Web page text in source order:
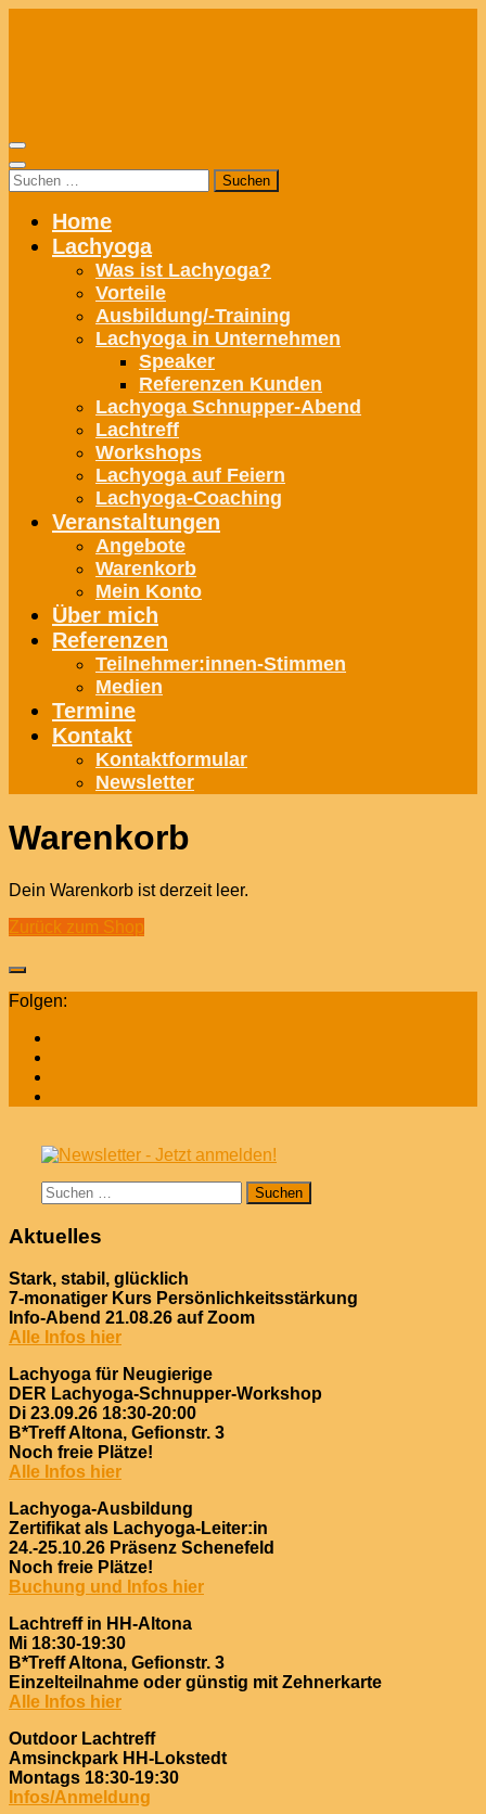
Suchen
nach:
Home
Lachyoga
Was ist Lachyoga?
Vorteile
Ausbildung/-Training
Lachyoga in Unternehmen
Speaker
Referenzen Kunden
Lachyoga Schnupper-Abend
Lachtreff
Workshops
Lachyoga auf Feiern
Lachyoga-Coaching
Veranstaltungen
Angebote
Warenkorb
Mein Konto
Über mich
Referenzen
Teilnehmer:innen-Stimmen
Medien
Termine
Kontakt
Kontaktformular
Newsletter
Warenkorb
Dein Warenkorb ist derzeit leer.
Zurück zum Shop
Folgen:
Suchen
nach:
Aktuelles
Stark, stabil, glücklich
7-monatiger Kurs Persönlichkeitsstärkung
Info-Abend 21.08.26 auf Zoom
Alle Infos hier
Lachyoga für Neugierige
DER Lachyoga-Schnupper-Workshop
Di 23.09.26 18:30-20:00
B*Treff Altona, Gefionstr. 3
Noch freie Plätze!
Alle Infos hier
Lachyoga-Ausbildung
Zertifikat als Lachyoga-Leiter:in
24.-25.10.26 Präsenz Schenefeld
Noch freie Plätze!
Buchung und Infos hier
Lachtreff in HH-Altona
Mi 18:30-19:30
B*Treff Altona, Gefionstr. 3
Einzelteilnahme oder günstig mit Zehnerkarte
Alle Infos hier
Outdoor Lachtreff
Amsinckpark HH-Lokstedt
Montags 18:30-19:30
Infos/Anmeldung